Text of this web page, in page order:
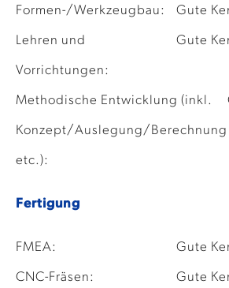
Formen-/Werkzeugbau: Gute
Lehren und
Vorrichtungen:
Gute
Methodische Entwicklung (inkl.
Konzept/Auslegung/Berechnung
etc.):
Fertigung
FMEA: Gute
CNC-Fräsen: Gute